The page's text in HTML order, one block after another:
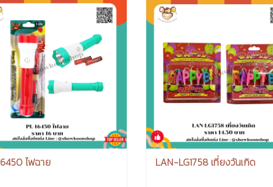
ไฟฉาย LAN-LG1758 เที่ยงวันเกิด